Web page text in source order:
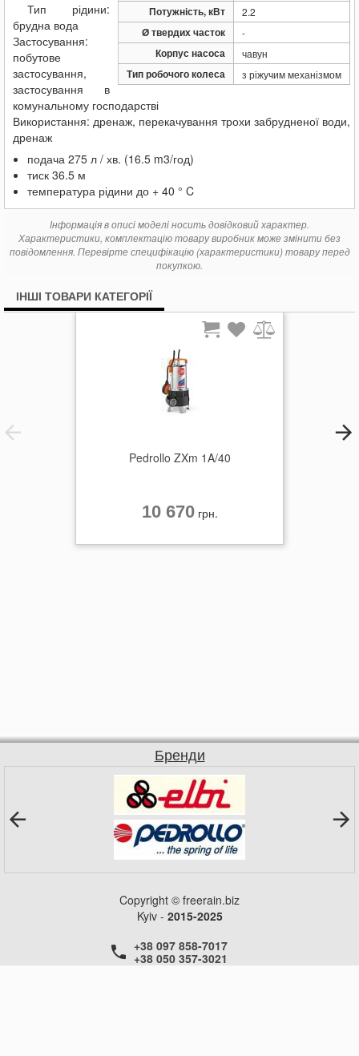
Потужність, кВт 2.2
Ø твердих часток -
Корпус насоса чавун
Тип робочого колеса з ріжучим механізмом
Тип рідини:
брудна вода
Застосування:
побутове
застосування,
застосування в
комунальному господарстві
Використання: дренаж, перекачування трохи забрудненої води,
дренаж
подача 275 л / хв. (16.5 m3/год)
тиск 36.5 м
температура рідини до + 40 ° C
Інформація в описі моделі носить довідковий характер.
Характеристики, комплектацію товару виробник може змінити без
повідомлення. Перевірте специфікацію (характеристики) товару перед
покупкою.
ІНШІ ТОВАРИ КАТЕГОРІЇ
Pedrollo ZXm 1A/40
10 670грн.
Бренди
Copyright © freerain.biz
Kyiv - 2015-2025
+38 097 858-7017
+38 050 357-3021